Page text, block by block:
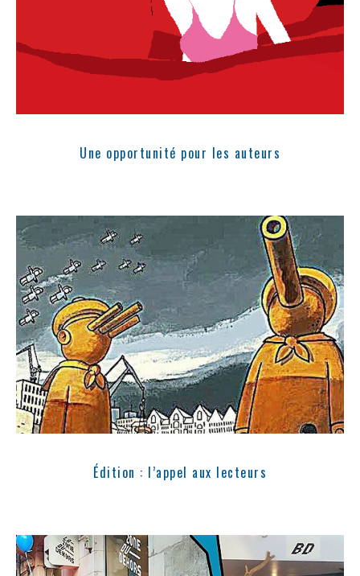
Une opportunité pour les auteurs
Édition : l’appel aux lecteurs